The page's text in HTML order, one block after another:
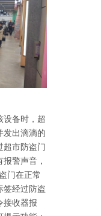
设备时，超
发出滴滴的
超市防盗门
警声音，
门在正常
签经过防盗
接收器报